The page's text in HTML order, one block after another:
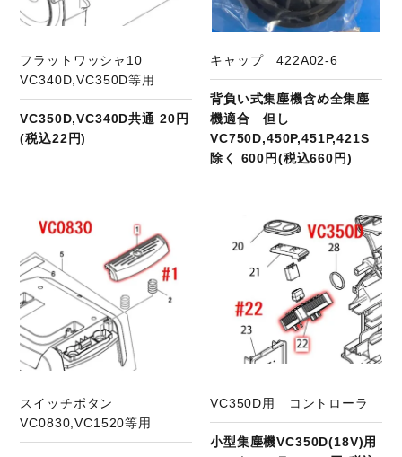
フラットワッシャ10
VC340D,VC350D等用
VC350D,VC340D共通 20円
(税込22円)
キャップ 422A02-6
背負い式集塵機含め全集塵
機適合 但し
VC750D,450P,451P,421S
除く 600円(税込660円)
スイッチボタン
VC0830,VC1520等用
VC350D用 コントローラ
小型集塵機VC350D(18V)用